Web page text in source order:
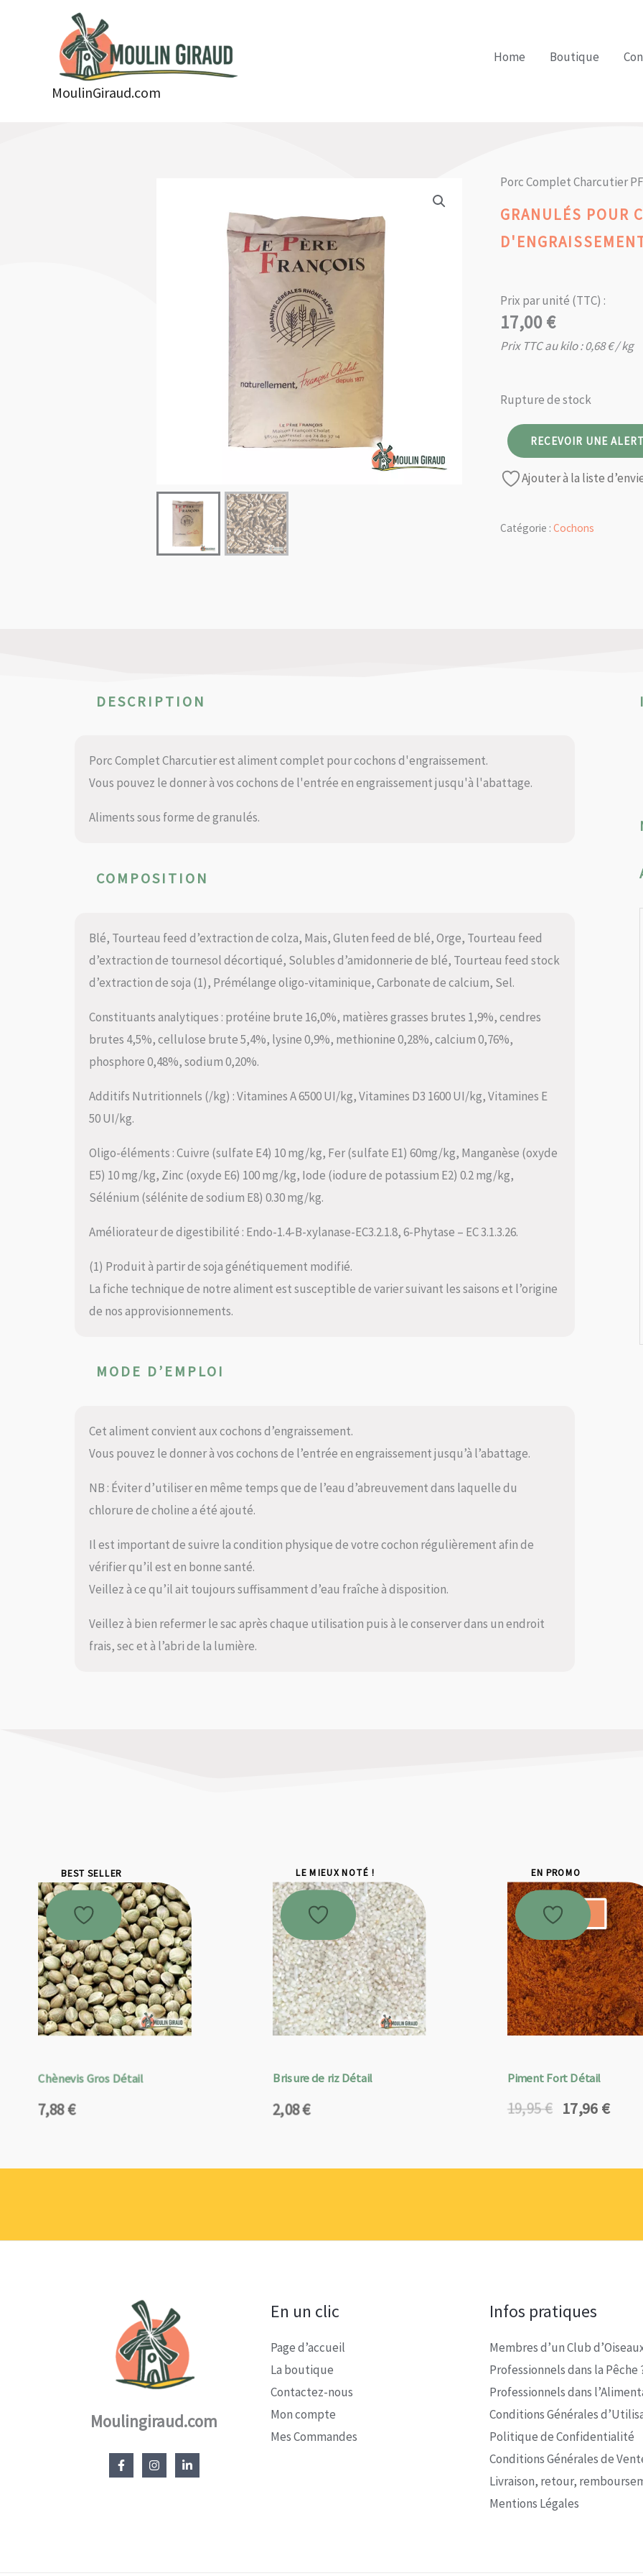
MoulinGiraud.com
Home Boutique
Porc Complet Charcutier
GRANULÉS POUR
Prix par unité (TTC) :
17,00€
Prix TTC au kilo :0,68€/ kg
Rupture de stock
RECEVOIR UNE
Ajouter à la liste
Catégorie :Cochons
DESCRIPTION
Porc Complet Charcutier est aliment complet pour cochons d'engraissement.
Vous pouvez le donner à vos cochons de l'entrée en engraissement jusqu'à l'abattage.
Aliments sous forme de granulés.
COMPOSITION
Blé, Tourteau feed d’extraction de colza, Mais, Gluten feed de blé, Orge, Tourteau feed
d’extraction de tournesol décortiqué, Solubles d’amidonnerie de blé, Tourteau feed stock
d’extraction de soja (1), Prémélange oligo-vitaminique, Carbonate de calcium, Sel.
Constituants analytiques : protéine brute 16,0%, matières grasses brutes 1,9%, cendres
brutes 4,5%, cellulose brute 5,4%, lysine 0,9%, methionine 0,28%, calcium 0,76%,
phosphore 0,48%, sodium 0,20%.
Additifs Nutritionnels (/kg) : Vitamines A 6500 UI/kg, Vitamines D3 1600 UI/kg, Vitamines E
50 UI/kg.
Oligo-éléments : Cuivre (sulfate E4) 10 mg/kg, Fer (sulfate E1) 60mg/kg, Manganèse (oxyde
E5) 10 mg/kg, Zinc (oxyde E6) 100 mg/kg, Iode (iodure de potassium E2) 0.2 mg/kg,
Sélénium (sélénite de sodium E8) 0.30 mg/kg.
Améliorateur de digestibilité : Endo-1.4-B-xylanase-EC3.2.1.8, 6-Phytase – EC 3.1.3.26.
(1) Produit à partir de soja génétiquement modifié.
La fiche technique de notre aliment est susceptible de varier suivant les saisons et l’origine
de nos approvisionnements.
MODE D’EMPLOI
Cet aliment convient aux cochons d’engraissement.
Vous pouvez le donner à vos cochons de l’entrée en engraissement jusqu’à l’abattage.
NB : Éviter d’utiliser en même temps que de l’eau d’abreuvement dans laquelle du
chlorure de choline a été ajouté.
Il est important de suivre la condition physique de votre cochon régulièrement afin de
vérifier qu’il est en bonne santé.
Veillez à ce qu’il ait toujours suffisamment d’eau fraîche à disposition.
Veillez à bien refermer le sac après chaque utilisation puis à le conserver dans un endroit
frais, sec et à l’abri de la lumière.
BEST SELLER
Chènevis Gros Détail
7,88€
LE MIEUX NOTÉ !
Brisure de riz Détail
2,08€
EN PROMO
Promo !
Piment Fort Détail
19,95€
Le
était :
17,96 €
Le
est :
Moulingiraud.com
En un clic
Page d’accueil
La boutique
Contactez-nous
Mon compte
Mes Commandes
Infos pratiques
Membres d’un Club
Professionnels dans la Pêche
Professionnels dans
Conditions Générales
Politique de Confidentialité
Conditions Générales de
Livraison, retour,
Mentions Légales